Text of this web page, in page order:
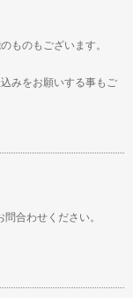
ものもございます。
みをお願いする事もご
合わせください。